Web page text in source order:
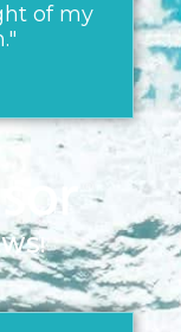
of my